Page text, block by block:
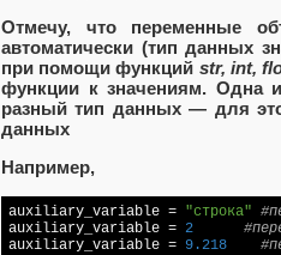
Отмечу, что переменные
автоматически (тип данных
при помощи функций str, int,
функции к значениям. Одна
разный тип данных — для
данных
Например,
auxiliary_variable = "строка"
auxiliary_variable = 2
auxiliary_variable = 9.218